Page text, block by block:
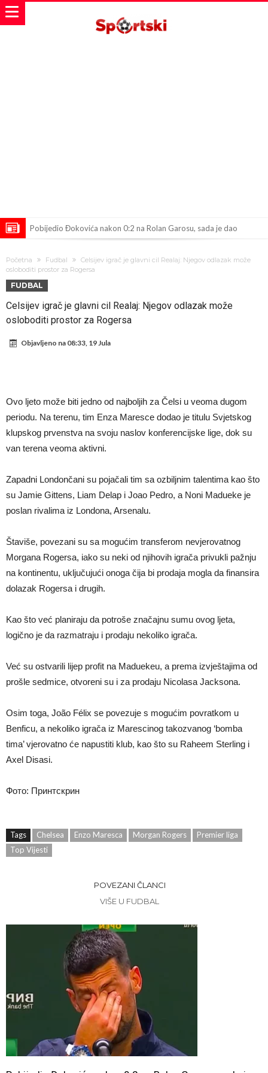
Pobijedio Đokovića nakon 0:2 na Rolan Garosu, sada je dao
daleko”
Koliko traži PSG i koji je Liverpulov “plafon” za Bredlija Barkolu?
Prva ponuda za Rafaela Leaa – odbijena!
Zašto je nepoznati italijanski petoligaš dobio nevjerovatan stadion
igrača!
Početna Fudbal
Celsijev igrač je glavni cil Realaj: Njegov odlazak može
osloboditi prostor za Rogersa
FUDBAL
Celsijev igrač je glavni cil Realaj: Njegov odlazak može
osloboditi prostor za Rogersa
Objavljeno na 08:33, 19 Jula
Ovo ljeto može biti jedno od najboljih za Čelsi u veoma dugom
periodu. Na terenu, tim Enza Maresce dodao je titulu Svjetskog
klupskog prvenstva na svoju naslov konferencijske lige, dok su
van terena veoma aktivni.
Zapadni Londončani su pojačali tim sa ozbiljnim talentima kao što
su Jamie Gittens, Liam Delap i Joao Pedro, a Noni Madueke je
poslan rivalima iz Londona, Arsenalu.
Štaviše, povezani su sa mogućim transferom nevjerovatnog
Morgana Rogersa, iako su neki od njihovih igrača privukli pažnju
na kontinentu, uključujući onoga čija bi prodaja mogla da finansira
dolazak Rogersa i drugih.
Kao što već planiraju da potroše značajnu sumu ovog ljeta,
logično je da razmatraju i prodaju nekoliko igrača.
Već su ostvarili lijep profit na Maduekeu, a prema izvještajima od
prošle sedmice, otvoreni su i za prodaju Nicolasa Jacksona.
Osim toga, João Félix se povezuje s mogućim povratkom u
Benficu, a nekoliko igrača iz Marescinog takozvanog ‘bomba
tima’ vjerovatno će napustiti klub, kao što su Raheem Sterling i
Axel Disasi.
Фото: Принтскрин
Tags Chelsea Enzo Maresca Morgan Rogers
Premier liga
Top Vijesti
POVEZANI ČLANCI
VIŠE U FUDBAL